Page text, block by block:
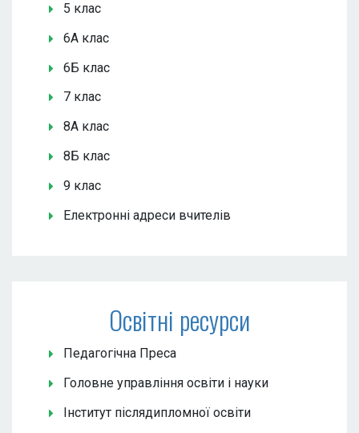
5 клас
6А клас
6Б клас
7 клас
8А клас
8Б клас
9 клас
Електронні адреси вчителів
Освітні ресурси
Педагогічна Преса
Головне управління освіти і науки
Інститут післядипломної освіти